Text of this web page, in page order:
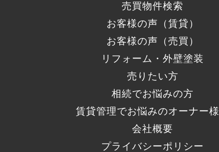
売買物件検索
お客様の声（賃貸）
お客様の声（売買）
リフォーム・外壁塗装
売りたい方
相続でお悩みの方
賃貸管理でお悩みのオーナー
会社概要
プライバシーポリシー